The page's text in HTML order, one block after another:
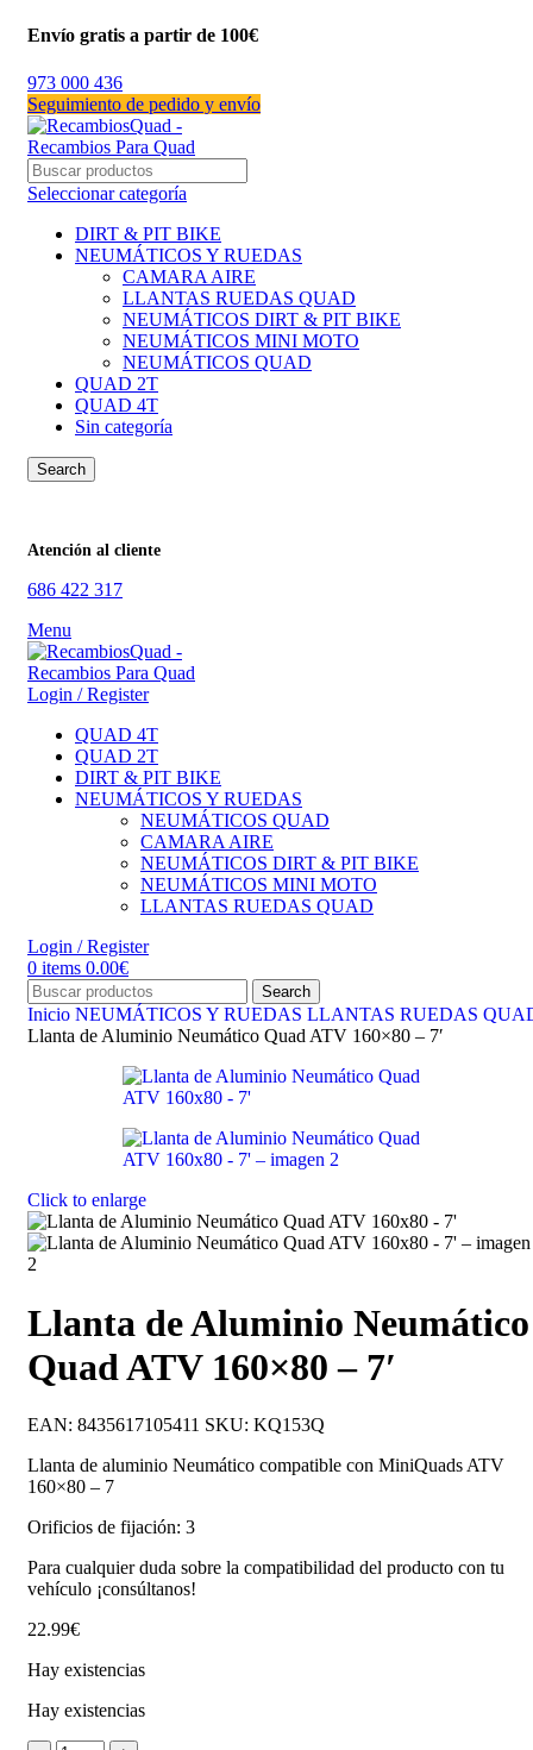
Envío gratis a partir de 100€
973 000 436
Seguimiento de pedido y envío
Seleccionar categoría
DIRT & PIT BIKE
NEUMÁTICOS Y RUEDAS
CAMARA AIRE
LLANTAS RUEDAS QUAD
NEUMÁTICOS DIRT & PIT BIKE
NEUMÁTICOS MINI MOTO
NEUMÁTICOS QUAD
QUAD 2T
QUAD 4T
Sin categoría
Search
Atención al cliente
686 422 317
Menu
Login / Register
QUAD 4T
QUAD 2T
DIRT & PIT BIKE
NEUMÁTICOS Y RUEDAS
NEUMÁTICOS QUAD
CAMARA AIRE
NEUMÁTICOS DIRT & PIT BIKE
NEUMÁTICOS MINI MOTO
LLANTAS RUEDAS QUAD
Login / Register
0 items 0.00€
Search
Inicio NEUMÁTICOS Y RUEDAS LLANTAS RUEDAS
Llanta de Aluminio Neumático Quad ATV 160×80 – 7′
Click to enlarge
Llanta de Aluminio Neumático
Quad ATV 160×80 – 7′
EAN: 8435617105411 SKU: KQ153Q
Llanta de aluminio Neumático compatible con MiniQuads ATV
160×80 – 7
Orificios de fijación: 3
Para cualquier duda sobre la compatibilidad del producto con tu
vehículo ¡consúltanos!
22.99€
Hay existencias
Hay existencias